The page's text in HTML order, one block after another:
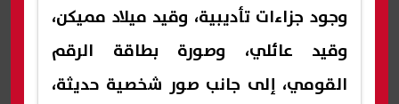
وجود جزاءات تأديبية، وقيد ميلاد مميكن،
وقيد عائلي، وصورة بطاقة الرقم
القومي، إلى جانب صور شخصية حديثة،